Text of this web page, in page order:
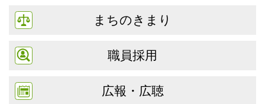
まちのきまり
職員採用
広報・広聴